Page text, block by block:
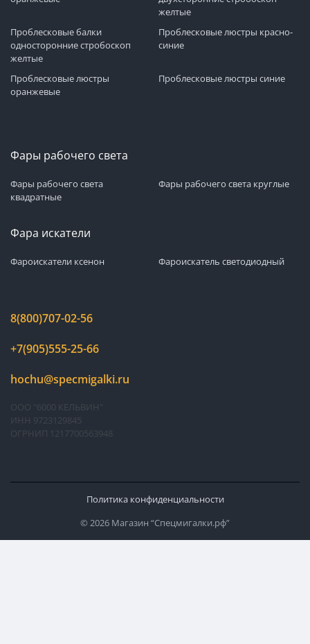
желтые
Проблесковые балки
односторонние стробоскоп
желтые
Проблесковые люстры красно-
синие
Проблесковые люстры
оранжевые
Проблесковые люстры синие
Фары рабочего света
Фары рабочего света
квадратные
Фары рабочего света круглые
Фара искатели
Фароискатели ксенон Фароискатель светодиодный
8(800)707-02-56
+7(905)555-25-66
hochu@specmigalki.ru
ООО "6000 КЕЛЬВИН"
ИНН 9723129845
ОГРНИП 1217700563948
Политика конфиденциальности
© 2026 Магазин “Спецмигалки.рф”